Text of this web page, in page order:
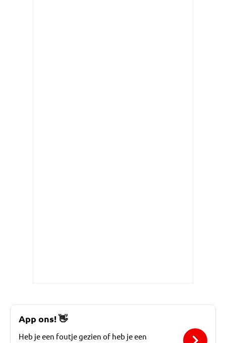
App ons!👋
Heb je een foutje gezien of heb je een